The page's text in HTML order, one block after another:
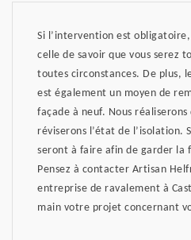
Si l’intervention est obligatoire,
celle de savoir que vous serez
toutes circonstances. De plus,
est également un moyen de
façade à neuf. Nous
réviserons l’état de l’isolation.
seront à faire afin de garder la
Pensez à contacter Artisan
entreprise de ravalement à
main votre projet concernant